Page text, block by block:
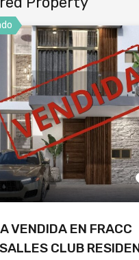
VENDIDA EN FRACC
CLUB